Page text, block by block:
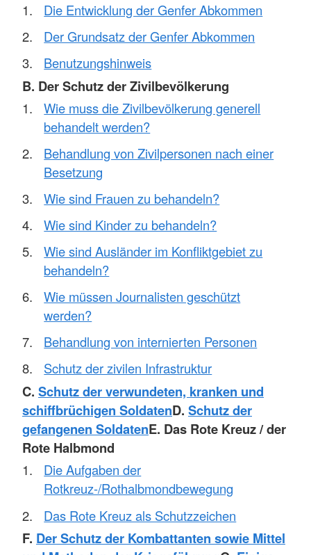
Die Entwicklung der Genfer Abkommen
Der Grundsatz der Genfer Abkommen
Benutzungshinweis
B. Der Schutz der Zivilbevölkerung
Wie muss die Zivilbevölkerung generell
behandelt werden?
Behandlung von Zivilpersonen nach einer
Besetzung
Wie sind Frauen zu behandeln?
Wie sind Kinder zu behandeln?
Wie sind Ausländer im Konfliktgebiet zu
behandeln?
Wie müssen Journalisten geschützt
werden?
Behandlung von internierten Personen
Schutz der zivilen Infrastruktur
C. Schutz der verwundeten, kranken und
schiffbrüchigen SoldatenD. Schutz der
gefangenen SoldatenE. Das Rote Kreuz / der
Rote Halbmond
Die Aufgaben der
Rotkreuz-/Rothalbmondbewegung
Das Rote Kreuz als Schutzzeichen
F. Der Schutz der Kombattanten sowie Mittel